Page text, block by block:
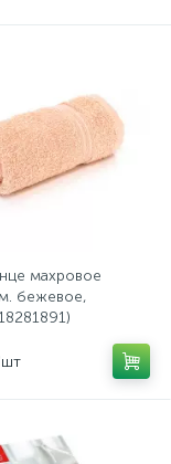
махровое
бежевое,